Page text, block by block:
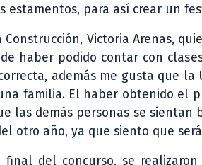
estamentos, para así crear un
Victoria Arenas,
haber podido contar con
además me gusta que
familia. El haber obtenido el
las demás personas se sientan
otro año, ya que siento que
del concurso, se